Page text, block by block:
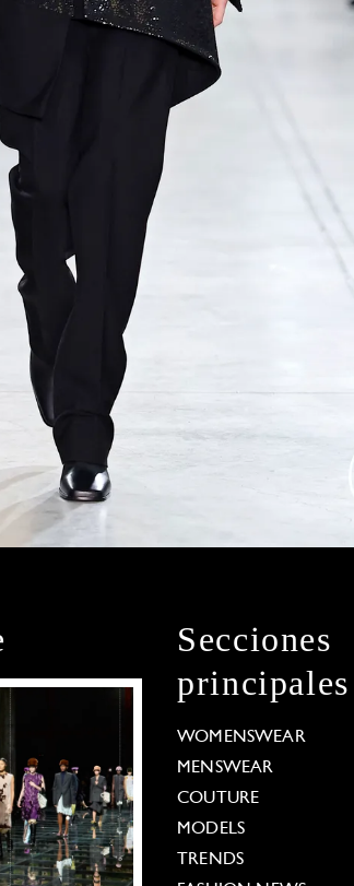
Secciones
principales
WOMENSWEAR
MENSWEAR
COUTURE
MODELS
TRENDS